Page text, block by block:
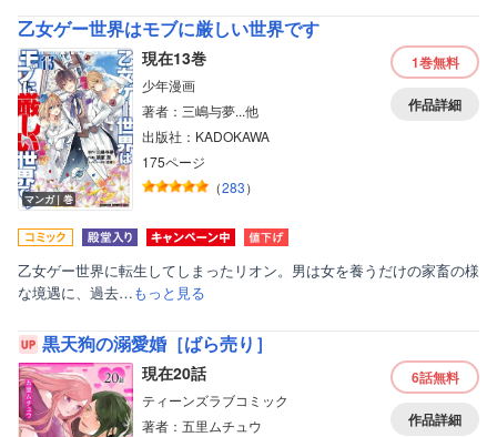
乙女ゲー世界はモブに厳しい世界です
マンガ｜巻
現在13巻
少年漫画
著者：三嶋与夢...他
出版社：KADOKAWA
175ページ
（283）
1巻無料
作品詳細
乙女ゲー世界に転生してしまったリオン。男は女を養うだけの家畜の様
な境遇に、過去…もっと見る
黒天狗の溺愛婚［ばら売り］
現在20話
ティーンズラブコミック
著者：五里ムチュウ
6話無料
作品詳細